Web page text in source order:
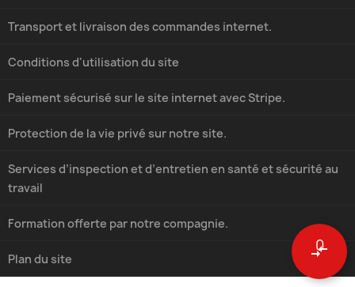
0
compare_arrows
Transport et livraison des commandes internet.
Conditions d'utilisation du site
Paiement sécurisé sur le site internet avec Stripe.
Protection de la vie privé sur notre site.
Services d’inspection et d’entretien en santé et sécurité au
travail
Formation offerte par notre compagnie.
Plan du site